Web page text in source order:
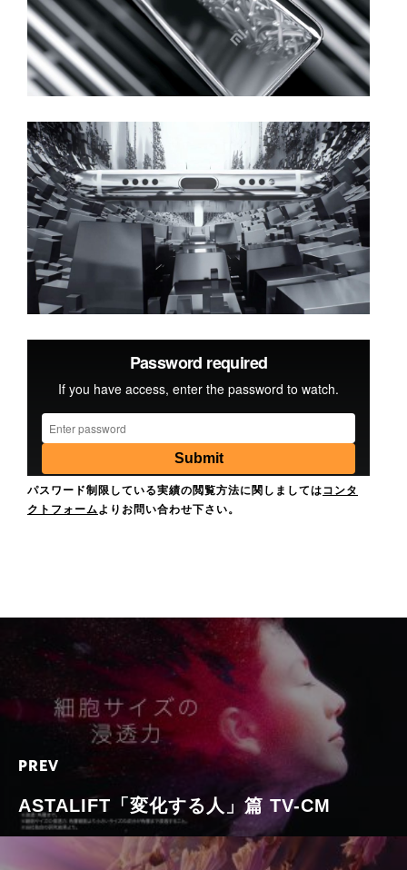
パスワード制限している実績の閲覧方法に関しましてはコンタ
クトフォーム よりお問い合わせ下さい。
PREV
ASTALIFT「変化する人」篇 TV-CM